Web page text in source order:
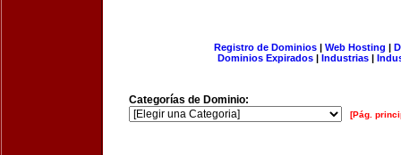
Registro de Dominios| Web Hosting |
Dominios Expirados | Industrias |
Categorías de Dominio:
[Pág.